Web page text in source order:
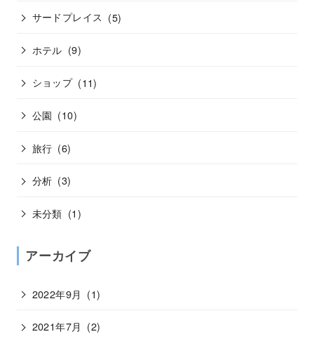
サードプレイス (5)
ホテル (9)
ショップ (11)
公園 (10)
旅行 (6)
分析 (3)
未分類 (1)
アーカイブ
2022年9月 (1)
2021年7月 (2)